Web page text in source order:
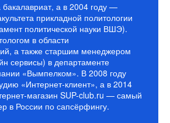
а в 2004 году —
прикладной политологии
политической науки ВШЭ).
в области
а также старшим менеджером
сервисы) в департаменте
«Вымпелком». В 2008 году
«Интернет-клиент», а в 2014
магазин SUP-club.ru — самый
в России по сапсёрфингу.